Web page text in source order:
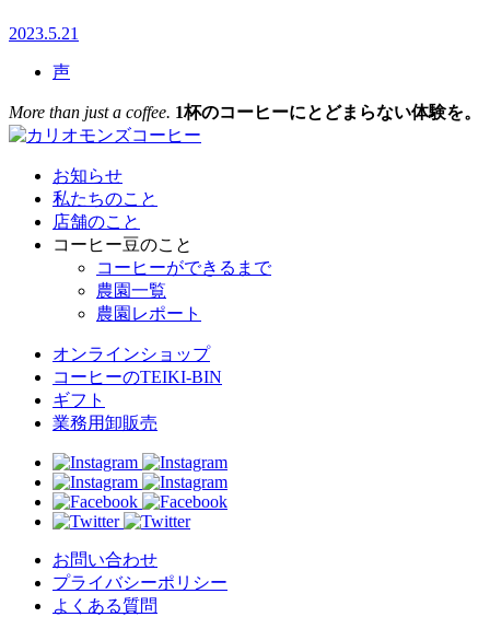
2023.5.21
声
More than just a coffee. 1杯のコーヒーにとどまらない体験を。
お知らせ
私たちのこと
店舗のこと
コーヒー豆のこと
コーヒーができるまで
農園一覧
農園レポート
オンラインショップ
コーヒーのTEIKI-BIN
ギフト
業務用卸販売
お問い合わせ
プライバシーポリシー
よくある質問